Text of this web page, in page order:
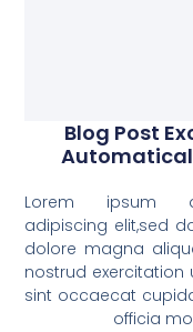
Blog Post
Lorem ipsum
adipiscing elit,sed
dolore magna
nostrud exercitation
sint occaecat
officia